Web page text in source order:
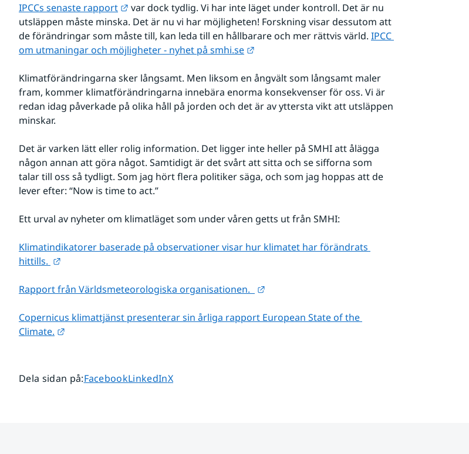
IPCCs senaste rapport Länk till annan webbplats.
var dock tydlig. Vi har inte läget under kontroll. Det är nu
utsläppen måste minska. Det är nu vi har möjligheten! Forskning visar dessutom att
de förändringar som måste till, kan leda till en hållbarare och mer rättvis värld. IPCC
om utmaningar och möjligheter - nyhet på smhi.se
Klimatförändringarna sker långsamt. Men liksom en ångvält som långsamt maler
fram, kommer klimatförändringarna innebära enorma konsekvenser för oss. Vi är
redan idag påverkade på olika håll på jorden och det är av yttersta vikt att utsläppen
minskar.
Det är varken lätt eller rolig information. Det ligger inte heller på SMHI att ålägga
någon annan att göra något. Samtidigt är det svårt att sitta och se sifforna som
talar till oss så tydligt. Som jag hört flera politiker säga, och som jag hoppas att de
lever efter: “Now is time to act.”
Ett urval av nyheter om klimatläget som under våren getts ut från SMHI:
Klimatindikatorer baserade på observationer visar hur klimatet har förändrats
hittills.
Rapport från Världsmeteorologiska organisationen.
Copernicus klimattjänst presenterar sin årliga rapport European State of the
Climate.
Dela sidan på:Dela sidan på
FacebookDela sidan på
LinkedInDela sidan på
X